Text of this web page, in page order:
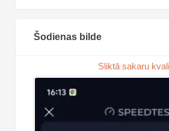
Šodienas bilde
Sliktā sakaru